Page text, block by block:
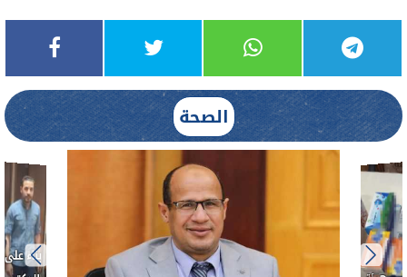
الصحة
بناءً
حادث